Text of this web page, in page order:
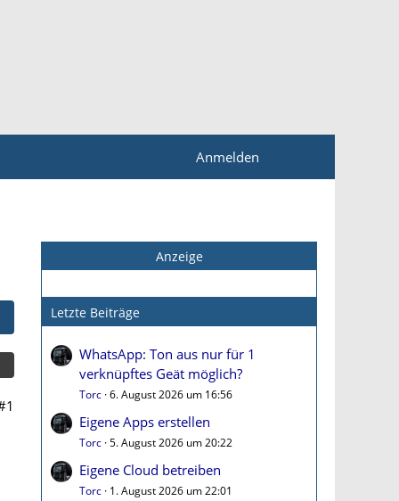
Anmelden
Anzeige
Letzte Beiträge
WhatsApp: Ton aus nur für 1
verknüpftes Geät möglich?
Torc 6. August 2026 um 16:56
Eigene Apps erstellen
Torc 5. August 2026 um 20:22
Eigene Cloud betreiben
Torc 1. August 2026 um 22:01